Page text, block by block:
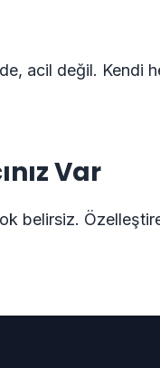
acil değil. Kendi
Var
belirsiz.